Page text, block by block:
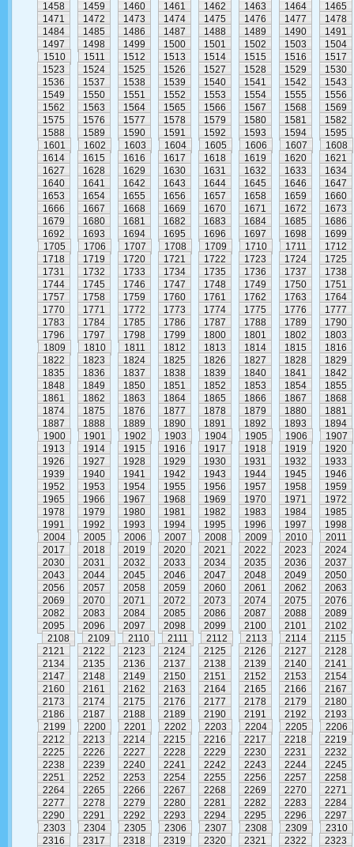
1458
1459 1460 1461 1462 1463 1464
1465
1471
1472 1473 1474 1475 1476 1477
1478
1484
1485 1486 1487 1488 1489 1490
1491
1497
1498 1499 1500 1501 1502 1503
1504
1510
1511 1512 1513 1514 1515 1516
1517
1523
1524 1525 1526 1527 1528 1529
1530
1536
1537 1538 1539 1540 1541 1542
1543
1549
1550 1551 1552 1553 1554 1555
1556
1562
1563 1564 1565 1566 1567 1568
1569
1575
1576 1577 1578 1579 1580 1581
1582
1588
1589 1590 1591 1592 1593 1594
1595
1601
1602 1603 1604 1605 1606 1607
1608
1614
1615 1616 1617 1618 1619 1620
1621
1627
1628 1629 1630 1631 1632 1633
1634
1640
1641 1642 1643 1644 1645 1646
1647
1653
1654 1655 1656 1657 1658 1659
1660
1666
1667 1668 1669 1670 1671 1672
1673
1679
1680 1681 1682 1683 1684 1685
1686
1692
1693 1694 1695 1696 1697 1698
1699
1705
1706 1707 1708 1709 1710 1711
1712
1718
1719 1720 1721 1722 1723 1724
1725
1731
1732 1733 1734 1735 1736 1737
1738
1744
1745 1746 1747 1748 1749 1750
1751
1757
1758 1759 1760 1761 1762 1763
1764
1770
1771 1772 1773 1774 1775 1776
1777
1783
1784 1785 1786 1787 1788 1789
1790
1796
1797 1798 1799 1800 1801 1802
1803
1809
1810 1811 1812 1813 1814 1815
1816
1822
1823 1824 1825 1826 1827 1828
1829
1835
1836 1837 1838 1839 1840 1841
1842
1848
1849 1850 1851 1852 1853 1854
1855
1861
1862 1863 1864 1865 1866 1867
1868
1874
1875 1876 1877 1878 1879 1880
1881
1887
1888 1889 1890 1891 1892 1893
1894
1900
1901 1902 1903 1904 1905 1906
1907
1913
1914 1915 1916 1917 1918 1919
1920
1926
1927 1928 1929 1930 1931 1932
1933
1939
1940 1941 1942 1943 1944 1945
1946
1952
1953 1954 1955 1956 1957 1958
1959
1965
1966 1967 1968 1969 1970 1971
1972
1978
1979 1980 1981 1982 1983 1984
1985
1991
1992 1993 1994 1995 1996 1997
1998
2004
2005 2006 2007 2008 2009 2010
2011
2017
2018 2019 2020 2021 2022 2023
2024
2030
2031 2032 2033 2034 2035 2036
2037
2043
2044 2045 2046 2047 2048 2049
2050
2056
2057 2058 2059 2060 2061 2062
2063
2069
2070 2071 2072 2073 2074 2075
2076
2082
2083 2084 2085 2086 2087 2088
2089
2095
2096 2097 2098 2099 2100 2101
2102
2108
2109 2110 2111 2112 2113 2114
2115
2121
2122 2123 2124 2125 2126 2127
2128
2134
2135 2136 2137 2138 2139 2140
2141
2147
2148 2149 2150 2151 2152 2153
2154
2160
2161 2162 2163 2164 2165 2166
2167
2173
2174 2175 2176 2177 2178 2179
2180
2186
2187 2188 2189 2190 2191 2192
2193
2199
2200 2201 2202 2203 2204 2205
2206
2212
2213 2214 2215 2216 2217 2218
2219
2225
2226 2227 2228 2229 2230 2231
2232
2238
2239 2240 2241 2242 2243 2244
2245
2251
2252 2253 2254 2255 2256 2257
2258
2264
2265 2266 2267 2268 2269 2270
2271
2277
2278 2279 2280 2281 2282 2283
2284
2290
2291 2292 2293 2294 2295 2296
2297
2303
2304 2305 2306 2307 2308 2309
2310
2316
2317 2318 2319 2320 2321 2322
2323